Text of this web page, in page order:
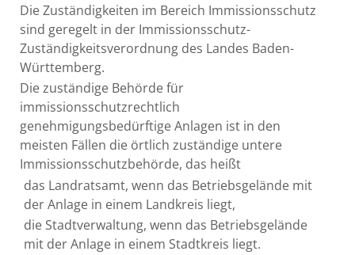
Die Zuständigkeiten im Bereich Immissionsschutz
sind geregelt in der Immissionsschutz-
Zuständigkeitsverordnung des Landes Baden-
Württemberg.
Die zuständige Behörde für
immissionsschutzrechtlich
genehmigungsbedürftige Anlagen ist in den
meisten Fällen die örtlich zuständige untere
Immissionsschutzbehörde, das heißt
das Landratsamt, wenn das Betriebsgelände mit
der Anlage in einem Landkreis liegt,
die Stadtverwaltung, wenn das Betriebsgelände
mit der Anlage in einem Stadtkreis liegt.